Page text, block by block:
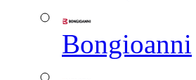
Вongioanni